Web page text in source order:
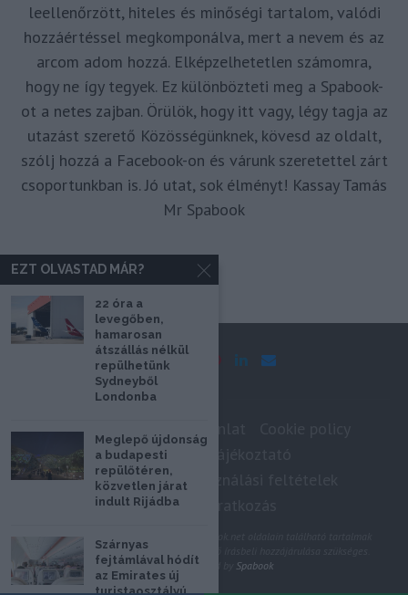
leellenőrzött, hiteles és minőségi tartalom, valódi
hozzáértéssel megkomponálva, mert a nevem és az
arcom adom hozzá. Elképzelhetetlen számomra,
hogy ne így tegyek. Ez különbözteti meg a Spabook-
ot a netes zajban. Örülök, hogy itt vagy, légy tagja az
utazást szerető Közösségünknek, kövesd az oldalt,
szólj hozzá a Facebook-on és várunk szeretettel zárt
csoportunkban is. Jó utat, sok élményt! Kassay Tamás
Mr Spabook
Impresszum
Adatkezelési tájékoztató
Szerzői jogok, felhasználási feltételek
Hírlevél feliratkozás
@2020 - Minden jog fenntartva. A Spabook.net oldalain található tartalmak
felhasználásához, újraközléséhez a szerző írásbeli hozzájárulása szükséges.
All Rights Reserved by Spabook
EZT OLVASTAD MÁR?
22 óra a
levegőben,
hamarosan
átszállás nélkül
repülhetünk
Sydneyből
Londonba
Meglepő újdonság
a budapesti
repülőtéren,
közvetlen járat
indult Rijádba
Szárnyas
fejtámlával hódít
az Emirates új
turistaosztályú